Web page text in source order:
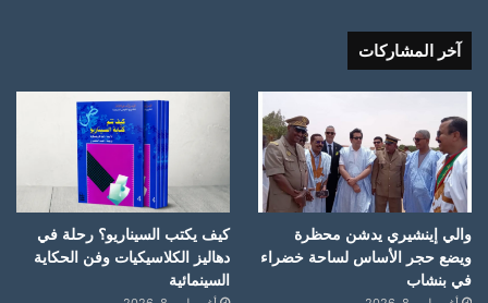
آخر المشاركات
والي إينشيري يدشن محظرة
ويضع حجر الأساس لساحة خضراء
في بنشاب
كيف يكتب السيناريو؟ رحلة في
دهاليز الكلاسيكيات وفن الحكاية
السينمائية